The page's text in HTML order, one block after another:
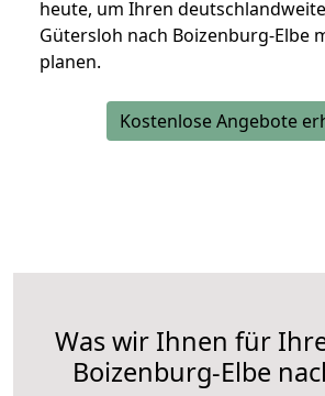
heute, um Ihren
Gütersloh nach Boizenburg-Elbe
planen.
Kostenlose Angebote
Was wir Ihnen für
Boizenburg-Elbe